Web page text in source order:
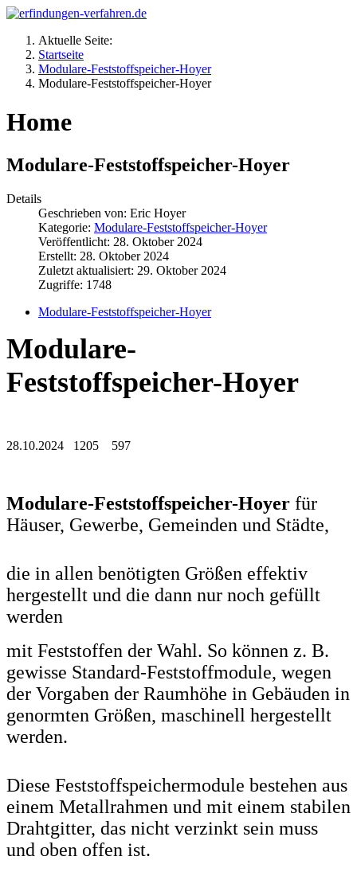
Aktuelle Seite:
Startseite
Modulare-Feststoffspeicher-Hoyer
Modulare-Feststoffspeicher-Hoyer
Home
Modulare-Feststoffspeicher-Hoyer
Details
Geschrieben von: Eric Hoyer
Kategorie: Modulare-Feststoffspeicher-Hoyer
Veröffentlicht: 28. Oktober 2024
Erstellt: 28. Oktober 2024
Zuletzt aktualisiert: 29. Oktober 2024
Zugriffe: 1748
Modulare-Feststoffspeicher-Hoyer
Modulare-
Feststoffspeicher-Hoyer
28.10.2024 1205 597
Modulare-Feststoffspeicher-Hoyer für
Häuser, Gewerbe, Gemeinden und Städte,
die in allen benötigten Größen effektiv
hergestellt und die dann nur noch gefüllt
werden
mit Feststoffen der Wahl. So können z. B.
gewisse Standard-Feststoffmodule, wegen
der Vorgaben der Raumhöhe in Gebäuden in
genormten Größen, maschinell hergestellt
werden.
Diese Feststoffspeichermodule bestehen aus
einem Metallrahmen und mit einem stabilen
Drahtgitter, das nicht verzinkt sein muss
und oben offen ist.